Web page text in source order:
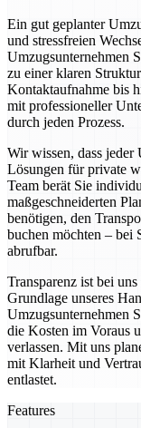
Ein gut geplanter
und stressfreien
Umzugsunternehmen
zu einer klaren
Kontaktaufnahme bis
mit professioneller
durch jeden Prozess.
Wir wissen, dass
Lösungen für private
Team berät Sie
maßgeschneiderten
benötigen, den
buchen möchten – bei
abrufbar.
Transparenz ist bei
Grundlage unseres
Umzugsunternehmen
die Kosten im Voraus
verlassen. Mit uns
mit Klarheit und
entlastet.
Features